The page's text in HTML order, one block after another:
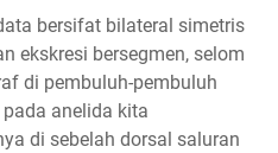
bersifat bilateral simetris
ekskresi bersegmen, selom
di pembuluh-pembuluh
anelida kita
di sebelah dorsal saluran